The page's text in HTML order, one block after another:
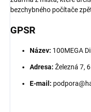
bezchybného počítače
GPSR
Název: 100MEGA
Adresa: Železná 7,
E-mail: